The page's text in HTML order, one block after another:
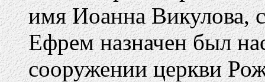
имя Иоанна Викулова,
Ефрем назначен был
сооружении церкви